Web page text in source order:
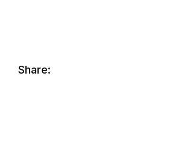
Share: